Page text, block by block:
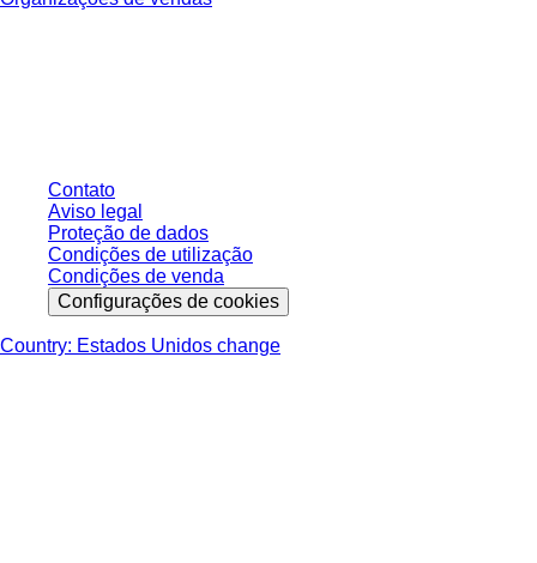
Contato
Aviso legal
Proteção de dados
Condições de utilização
Condições de venda
Configurações de cookies
Country: Estados Unidos change